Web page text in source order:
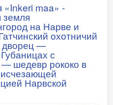
«Inkeri maa» -
земля
на Нарве и
охотничий
дворец —
с
шедевр рококо в
Нарвской